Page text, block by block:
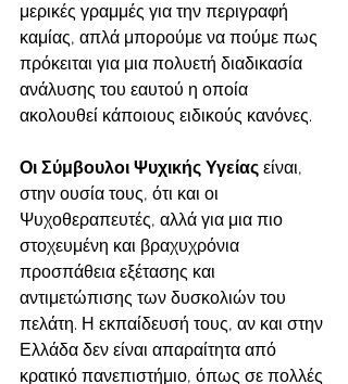
μερικές γραμμές για την περιγραφή
καμίας, απλά μπορούμε να πούμε πως
πρόκειται για μια πολυετή διαδικασία
ανάλυσης του εαυτού η οποία
ακολουθεί κάποιους ειδικούς κανόνες.
Οι Σύμβουλοι Ψυχικής Υγείας είναι,
στην ουσία τους, ότι και οι
Ψυχοθεραπευτές, αλλά για μια πιο
στοχευμένη και βραχυχρόνια
προσπάθεια εξέτασης και
αντιμετώπισης των δυσκολιών του
πελάτη. Η εκπαίδευσή τους, αν και στην
Ελλάδα δεν είναι απαραίτητα από
κρατικό πανεπιστήμιο, όπως σε πολλές